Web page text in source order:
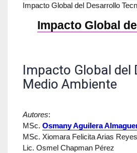
Impacto Global del Desarrollo
Impacto Global
Impacto Global del
Medio Ambiente
Autores:
MSc. Osmany Aguilera
MSc. Xiomara Felicita Arias Reyes
Lic. Osmel Chapman Pérez